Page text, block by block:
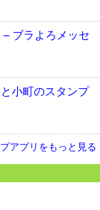
ブラよろメッセ
小町のスタンプ
アプリをもっと見る